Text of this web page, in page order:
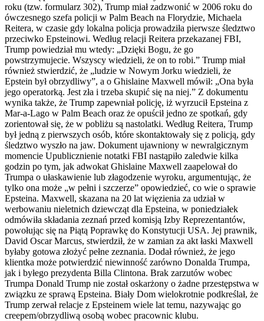
roku (tzw. formularz 302), Trump miał zadzwonić w 2006 roku do
ówczesnego szefa policji w Palm Beach na Florydzie, Michaela
Reitera, w czasie gdy lokalna policja prowadziła pierwsze śledztwo
przeciwko Epsteinowi. Według relacji Reitera przekazanej FBI,
Trump powiedział mu wtedy: „Dzięki Bogu, że go
powstrzymujecie. Wszyscy wiedzieli, że on to robi.” Trump miał
również stwierdzić, że „ludzie w Nowym Jorku wiedzieli, że
Epstein był obrzydliwy”, a o Ghislaine Maxwell mówił: „Ona była
jego operatorką. Jest zła i trzeba skupić się na niej.” Z dokumentu
wynika także, że Trump zapewniał policję, iż wyrzucił Epsteina z
Mar-a-Lago w Palm Beach oraz że opuścił jedno ze spotkań, gdy
zorientował się, że w pobliżu są nastolatki. Według Reitera, Trump
był jedną z pierwszych osób, które skontaktowały się z policją, gdy
śledztwo wyszło na jaw. Dokument ujawniony w newralgicznym
momencie Upublicznienie notatki FBI nastąpiło zaledwie kilka
godzin po tym, jak adwokat Ghislaine Maxwell zaapelował do
Trumpa o ułaskawienie lub złagodzenie wyroku, argumentując, że
tylko ona może „w pełni i szczerze” opowiedzieć, co wie o sprawie
Epsteina. Maxwell, skazana na 20 lat więzienia za udział w
werbowaniu nieletnich dziewcząt dla Epsteina, w poniedziałek
odmówiła składania zeznań przed komisją Izby Reprezentantów,
powołując się na Piątą Poprawkę do Konstytucji USA. Jej prawnik,
David Oscar Marcus, stwierdził, że w zamian za akt łaski Maxwell
byłaby gotowa złożyć pełne zeznania. Dodał również, że jego
klientka może potwierdzić niewinność zarówno Donalda Trumpa,
jak i byłego prezydenta Billa Clintona. Brak zarzutów wobec
Trumpa Donald Trump nie został oskarżony o żadne przestępstwa w
związku ze sprawą Epsteina. Biały Dom wielokrotnie podkreślał, że
Trump zerwał relacje z Epsteinem wiele lat temu, nazywając go
creepem/obrzydliwą osobą wobec pracownic klubu.